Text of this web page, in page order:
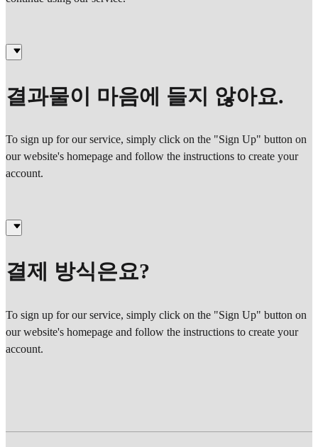
결과물이 마음에 들지 않아요.
To sign up for our service, simply click on the "Sign Up" button on
our website's homepage and follow the instructions to create your
account.
결제 방식은요?
To sign up for our service, simply click on the "Sign Up" button on
our website's homepage and follow the instructions to create your
account.